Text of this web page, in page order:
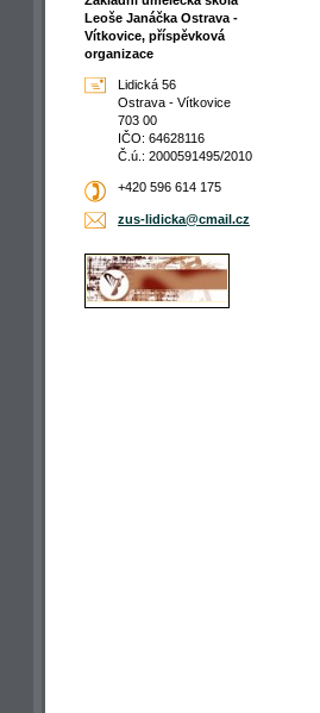
Leoše Janáčka Ostrava -
Vítkovice, příspěvková
organizace
Lidická 56
Ostrava - Vítkovice
703 00
IČO: 64628116
Č.ú.: 2000591495/2010
+420 596 614 175
zus-lidicka@cmail.cz